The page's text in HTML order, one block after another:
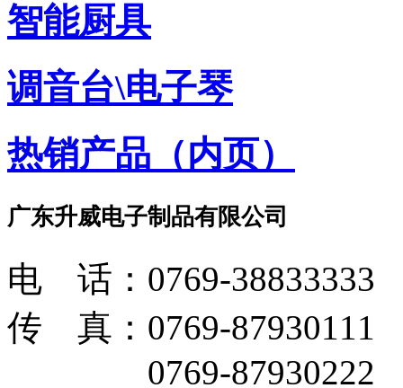
智能厨具
调音台\电子琴
热销产品（内页）
广东升威电子制品有限公司
电 话：0769-38833333
传 真：0769-87930111
0769-87930222
MD5001电容式旋钮